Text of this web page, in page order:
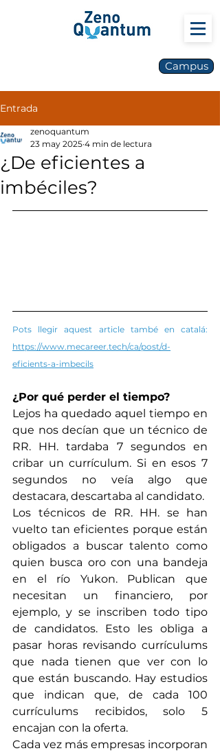
Campus
Entrada
¿De eficientes a
imbéciles?
zenoquantum
23 may 2025 4 min de lectura
https://www.mecareer.tech/ca/post/d-
eficients-a-imbecils
¿Por qué perder el tiempo?
Lejos ha quedado aquel tiempo en
que nos decían que un técnico de
RR. HH. tardaba 7 segundos en
cribar un currículum. Si en esos 7
segundos no veía algo que
destacara, descartaba al candidato.
Los técnicos de RR. HH. se han
vuelto tan eficientes porque están
obligados a buscar talento como
quien busca oro con una bandeja
en el río Yukon. Publican que
necesitan un financiero, por
ejemplo, y se inscriben todo tipo
de candidatos. Esto les obliga a
pasar horas revisando currículums
que nada tienen que ver con lo
que están buscando. Hay estudios
que indican que, de cada 100
currículums recibidos, solo 5
encajan con la oferta.
Cada vez más empresas incorporan